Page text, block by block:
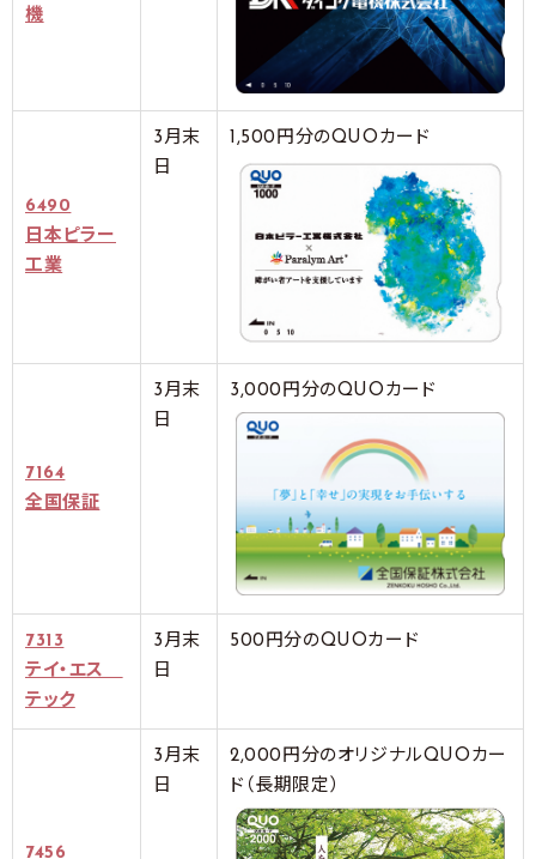
機
6490
日本ピラー
工業
3月末
日
1,500円分のQUOカード
7164
全国保証
3月末
日
3,000円分のQUOカード
7313
テイ・エス
テック
3月末
日
500円分のQUOカード
7456
3月末
日
2,000円分のオリジナルQUOカー
ド（長期限定）